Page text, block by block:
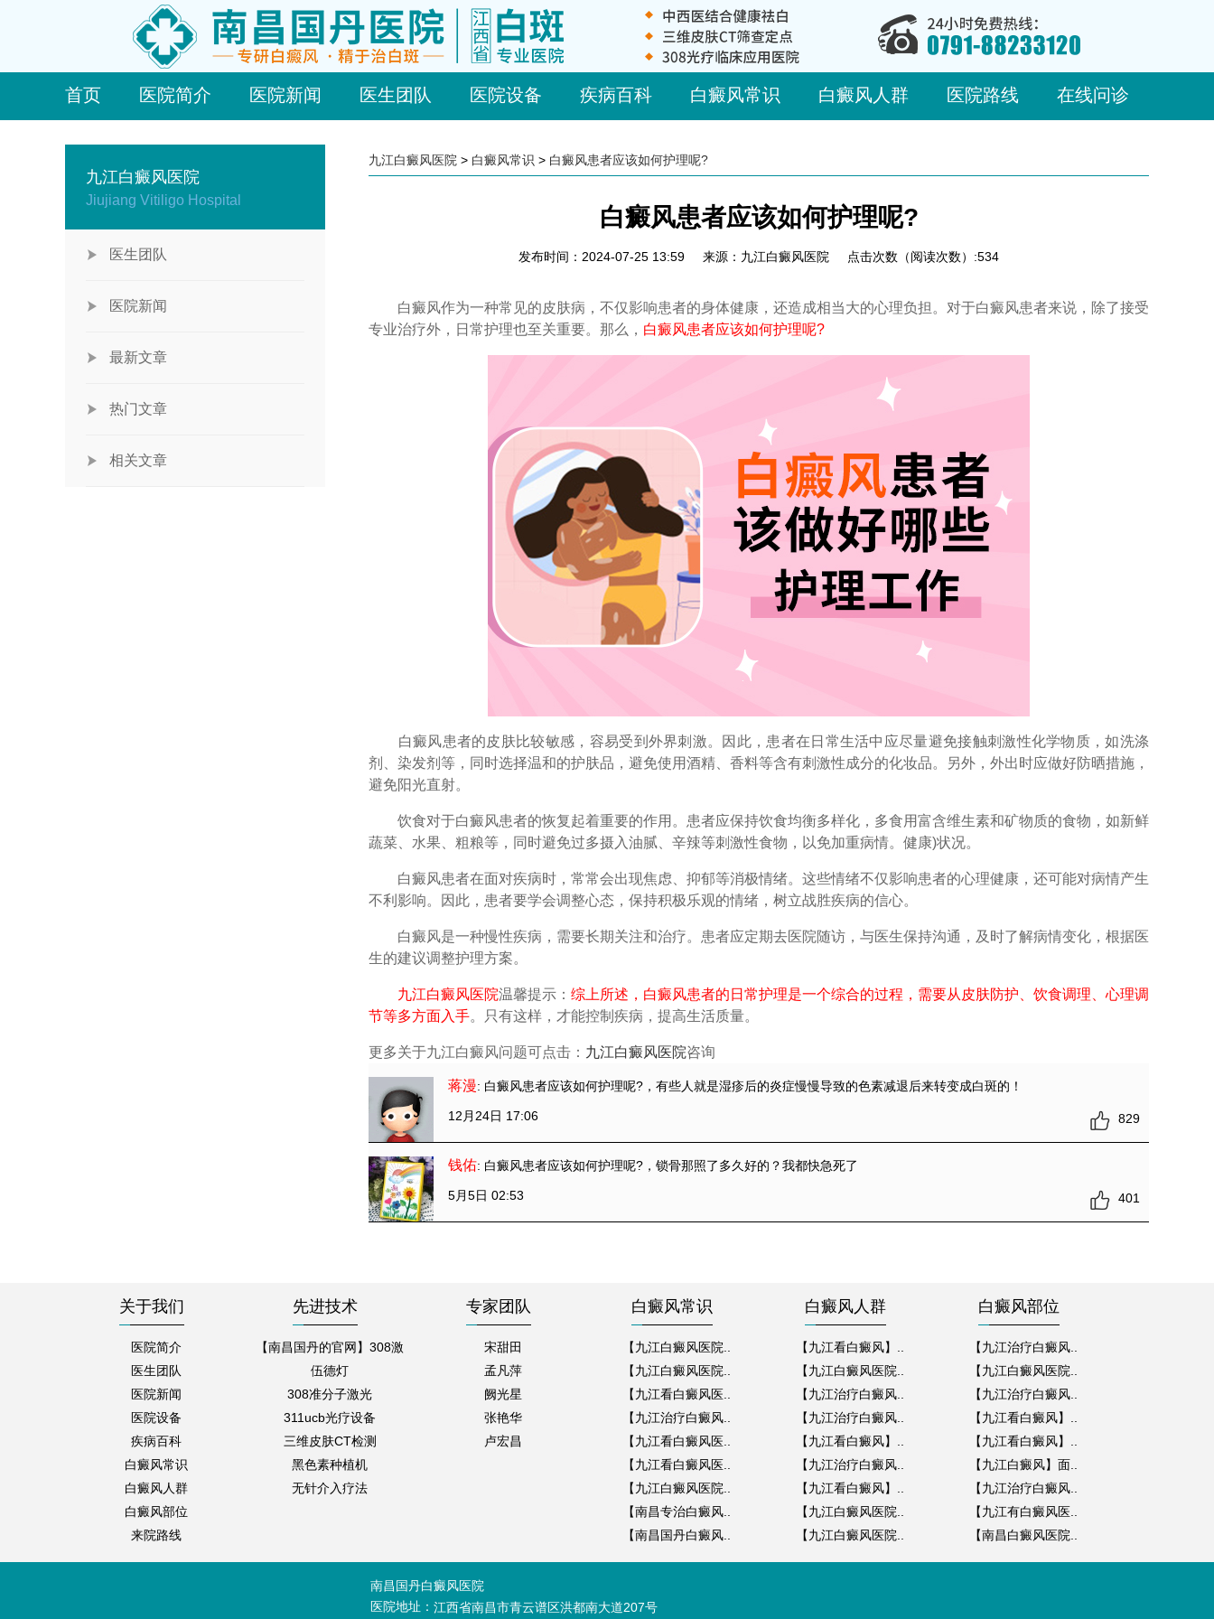
首页 医院简介 医院新闻 医生团队 医院设备 疾病百科 白癜风常识 白癜风人群 医院路线 在线问诊
九江白癜风医院
Jiujiang Vitiligo Hospital
医生团队
医院新闻
最新文章
热门文章
相关文章
九江白癜风医院 > 白癜风常识 > 白癜风患者应该如何护理呢?
白癜风患者应该如何护理呢?
发布时间：2024-07-25 13:59 来源：九江白癜风医院 点击次数（阅读次数）:534
白癜风作为一种常见的皮肤病，不仅影响患者的身体健康，还造成相当大的心理负担。对于白癜风患者来说，除了接受
专业治疗外，日常护理也至关重要。那么， 白癜风患者应该如何护理呢?
白癜风患者的皮肤比较敏感，容易受到外界刺激。因此，患者在日常生活中应尽量避免接触刺激性化学物质，如洗涤
剂、染发剂等，同时选择温和的护肤品，避免使用酒精、香料等含有刺激性成分的化妆品。另外，外出时应做好防晒措施，
避免阳光直射。
饮食对于白癜风患者的恢复起着重要的作用。患者应保持饮食均衡多样化，多食用富含维生素和矿物质的食物，如新鲜
蔬菜、水果、粗粮等，同时避免过多摄入油腻、辛辣等刺激性食物，以免加重病情。健康)状况。
白癜风患者在面对疾病时，常常会出现焦虑、抑郁等消极情绪。这些情绪不仅影响患者的心理健康，还可能对病情产生
不利影响。因此，患者要学会调整心态，保持积极乐观的情绪，树立战胜疾病的信心。
白癜风是一种慢性疾病，需要长期关注和治疗。患者应定期去医院随访，与医生保持沟通，及时了解病情变化，根据医
生的建议调整护理方案。
九江白癜风医院温馨提示： 综上所述，白癜风患者的日常护理是一个综合的过程，需要从皮肤防护、饮食调理、心理调
节等多方面入手。只有这样，才能控制疾病，提高生活质量。
更多关于九江白癜风问题可点击： 九江白癜风医院咨询
蒋漫: 白癜风患者应该如何护理呢? ，有些人就是湿疹后的炎症慢慢导致的色素减退后来转变成白斑的！
12月24日 17:06 829
钱佑: 白癜风患者应该如何护理呢? ，锁骨那照了多久好的？我都快急死了
5月5日 02:53 401
关于我们
医院简介
医生团队
医院新闻
医院设备
疾病百科
白癜风常识
白癜风人群
白癜风部位
来院路线
先进技术
【南昌国丹的官网】308激
伍德灯
308准分子激光
311ucb光疗设备
三维皮肤CT检测
黑色素种植机
无针介入疗法
专家团队
宋甜田
孟凡萍
阙光星
张艳华
卢宏昌
白癜风常识
【九江白癜风医院..
【九江白癜风医院..
【九江看白癜风医..
【九江治疗白癜风..
【九江看白癜风医..
【九江看白癜风医..
【九江白癜风医院..
【南昌专治白癜风..
【南昌国丹白癜风..
白癜风人群
【九江看白癜风】..
【九江白癜风医院..
【九江治疗白癜风..
【九江治疗白癜风..
【九江看白癜风】..
【九江治疗白癜风..
【九江看白癜风】..
【九江白癜风医院..
【九江白癜风医院..
白癜风部位
【九江治疗白癜风..
【九江白癜风医院..
【九江治疗白癜风..
【九江看白癜风】..
【九江看白癜风】..
【九江白癜风】面..
【九江治疗白癜风..
【九江有白癜风医..
【南昌白癜风医院..
南昌国丹白癜风医院
医院地址： 江西省南昌市青云谱区洪都南大道207号